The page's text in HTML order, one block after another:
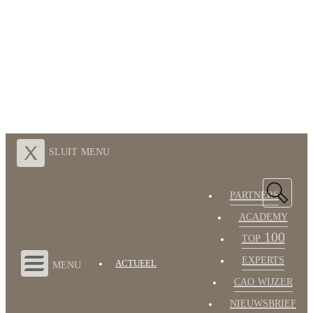
sluit menu
menu ACTUEEL
partners
academy
top 100
experts
cao wijzer
nieuwsbrief